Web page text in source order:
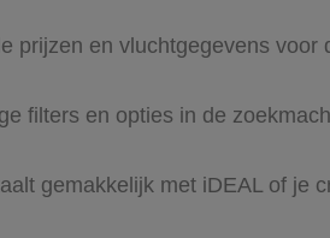
prijzen en vluchtgegevens voor
filters en opties in de
gemakkelijk met iDEAL of je